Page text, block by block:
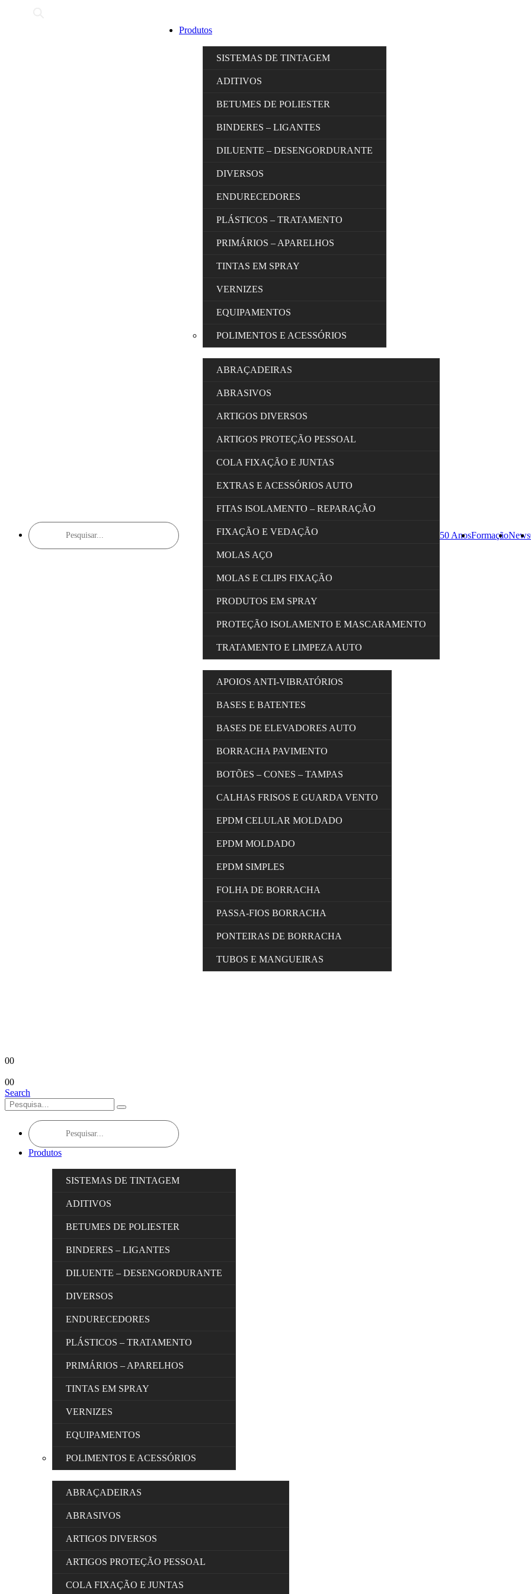
Products
search
Produtos
SISTEMAS DE TINTAGEM
ADITIVOS
BETUMES DE POLIESTER
BINDERES – LIGANTES
DILUENTE – DESENGORDURANTE
DIVERSOS
ENDURECEDORES
PLÁSTICOS – TRATAMENTO
PRIMÁRIOS – APARELHOS
TINTAS EM SPRAY
VERNIZES
EQUIPAMENTOS
POLIMENTOS E ACESSÓRIOS
ABRAÇADEIRAS
ABRASIVOS
ARTIGOS DIVERSOS
ARTIGOS PROTEÇÃO PESSOAL
COLA FIXAÇÃO E JUNTAS
EXTRAS E ACESSÓRIOS AUTO
FITAS ISOLAMENTO – REPARAÇÃO
FIXAÇÃO E VEDAÇÃO
MOLAS AÇO
MOLAS E CLIPS FIXAÇÃO
PRODUTOS EM SPRAY
PROTEÇÃO ISOLAMENTO E MASCARAMENTO
TRATAMENTO E LIMPEZA AUTO
APOIOS ANTI-VIBRATÓRIOS
BASES E BATENTES
BASES DE ELEVADORES AUTO
BORRACHA PAVIMENTO
BOTÕES – CONES – TAMPAS
CALHAS FRISOS E GUARDA VENTO
EPDM CELULAR MOLDADO
EPDM MOLDADO
EPDM SIMPLES
FOLHA DE BORRACHA
PASSA-FIOS BORRACHA
PONTEIRAS DE BORRACHA
TUBOS E MANGUEIRAS
50 AnosFormaçãoNews
00
00
Search
Products
search
Produtos
SISTEMAS DE TINTAGEM
ADITIVOS
BETUMES DE POLIESTER
BINDERES – LIGANTES
DILUENTE – DESENGORDURANTE
DIVERSOS
ENDURECEDORES
PLÁSTICOS – TRATAMENTO
PRIMÁRIOS – APARELHOS
TINTAS EM SPRAY
VERNIZES
EQUIPAMENTOS
POLIMENTOS E ACESSÓRIOS
ABRAÇADEIRAS
ABRASIVOS
ARTIGOS DIVERSOS
ARTIGOS PROTEÇÃO PESSOAL
COLA FIXAÇÃO E JUNTAS